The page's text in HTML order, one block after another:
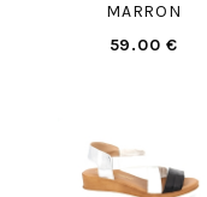
MARRON
59.00 €